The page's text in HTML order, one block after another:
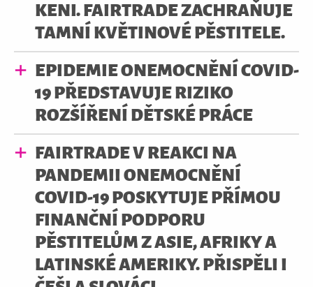
KENI. FAIRTRADE ZACHRAŇUJE
TAMNÍ KVĚTINOVÉ PĚSTITELE.
EPIDEMIE ONEMOCNĚNÍ COVID-
19 PŘEDSTAVUJE RIZIKO
ROZŠÍŘENÍ DĚTSKÉ PRÁCE
FAIRTRADE V REAKCI NA
PANDEMII ONEMOCNĚNÍ
COVID-19 POSKYTUJE PŘÍMOU
FINANČNÍ PODPORU
PĚSTITELŮM Z ASIE, AFRIKY A
LATINSKÉ AMERIKY. PŘISPĚLI I